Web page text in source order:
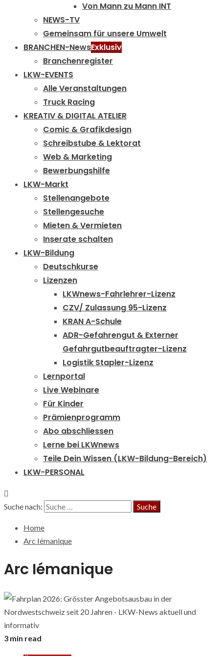
Von Mann zu Mann INT
NEWS-TV
Gemeinsam für unsere Umwelt
BRANCHEN-NewsExklusiv
Branchenregister
LKW-EVENTS
Alle Veranstaltungen
Truck Racing
KREATIV & DIGITAL ATELIER
Comic & Grafikdesign
Schreibstube & Lektorat
Web & Marketing
Bewerbungshilfe
LKW-Markt
Stellenangebote
Stellengesuche
Mieten & Vermieten
Inserate schalten
LKW-Bildung
Deutschkurse
Lizenzen
LKWnews-Fahrlehrer-Lizenz
CZV/ Zulassung 95-Lizenz
KRAN A-Schule
ADR-Gefahrengut & Externer
Gefahrgutbeauftragter-Lizenz
Logistik Stapler-Lizenz
Lernportal
Live Webinare
Für Kinder
Prämienprogramm
Abo abschliessen
Lerne bei LKWnews
Teile Dein Wissen (LKW-Bildung-Bereich)
LKW-PERSONAL
Suche nach:
Home
Arc Iémanique
Arc Iémanique
3 min read